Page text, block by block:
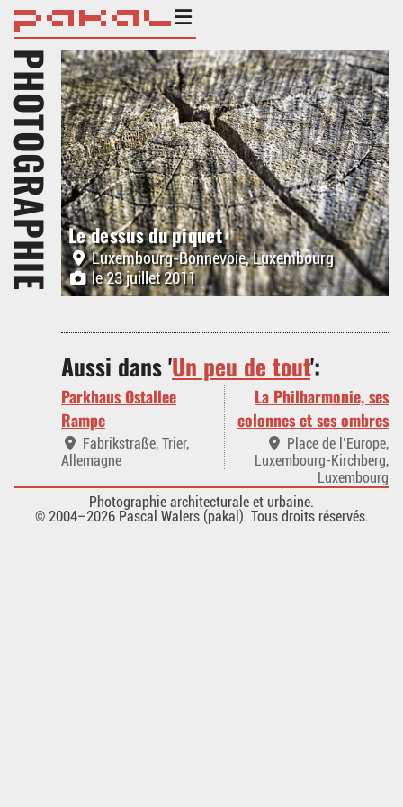
PHOTOGRAPHIE Le dessus du piquet
Luxembourg-Bonnevoie, Luxembourg
le 23 juillet 2011
Aussi dans 'Un peu de tout':
Parkhaus Ostallee
Rampe
Fabrikstraße, Trier,
Allemagne
La Philharmonie, ses
colonnes et ses ombres
Place de l’Europe,
Luxembourg-Kirchberg,
Luxembourg
Photographie architecturale et urbaine.
© 2004–2026 Pascal Walers (pakal). Tous droits réservés.